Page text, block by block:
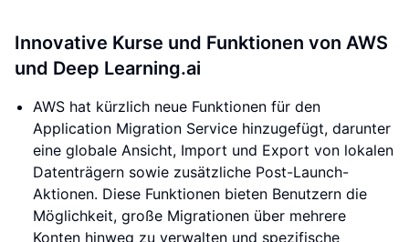
Innovative Kurse und Funktionen von AWS
und Deep Learning.ai
AWS hat kürzlich neue Funktionen für den
Application Migration Service hinzugefügt, darunter
eine globale Ansicht, Import und Export von lokalen
Datenträgern sowie zusätzliche Post-Launch-
Aktionen. Diese Funktionen bieten Benutzern die
Möglichkeit, große Migrationen über mehrere
Konten hinweg zu verwalten und spezifische